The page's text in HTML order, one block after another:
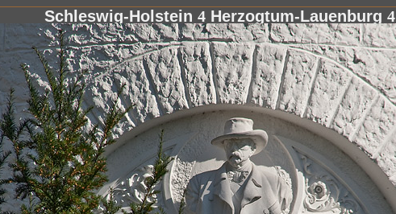
Schleswig-Holstein 4 Herzogtum-Lauenburg 4